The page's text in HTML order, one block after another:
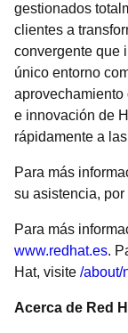
gestionados
clientes a
convergente que
único entorno
aprovechamiento
e innovación de
rápidamente a
Para más
su asistencia, por
Para más
www.redhat.es.
Hat, visite /about/
Acerca de Red